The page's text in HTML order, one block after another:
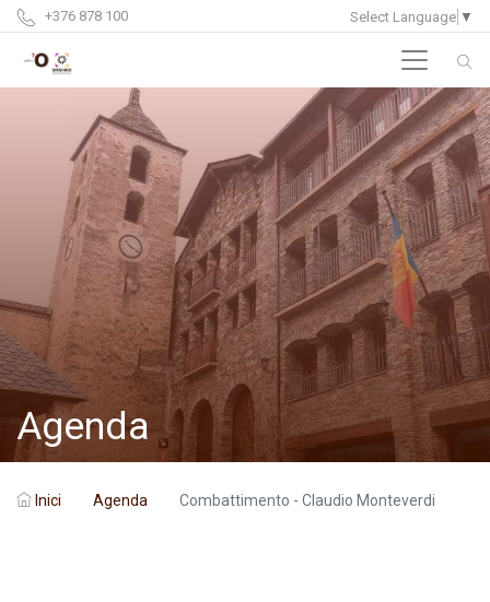
+376 878 100 Select Language ▼
Agenda
Inici Agenda Combattimento - Claudio Monteverdi